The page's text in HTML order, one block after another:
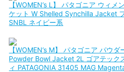
【WOMEN’s L】 パタゴニア ウィ
ケット W Shelled Synchilla Jacket
SNBL ネイビー系
【WOMEN’s M】 パタゴニア パウ
Powder Bowl Jacket 2L ゴアテック
ィ PATAGONIA 31405 MAG